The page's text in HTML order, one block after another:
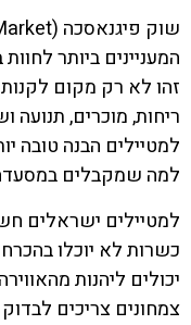
זהו לא רק מקום
ריחות, מוכרים, תנועה
למטיילים הבנה טובה
למה שמקבלים
למטיילים ישראלים
כשרות לא יוכלו
יכולים ליהנות
צמחונים צריכים